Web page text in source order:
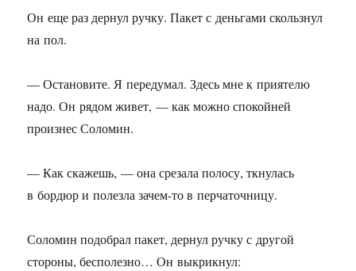
Он еще раз дернул ручку. Пакет с деньгами скользнул
на пол.
— Остановите. Я передумал. Здесь мне к приятелю
надо. Он рядом живет, — как можно спокойней
произнес Соломин.
— Как скажешь, — она срезала полосу, ткнулась
в бордюр и полезла зачем-то в перчаточницу.
Соломин подобрал пакет, дернул ручку с другой
стороны, бесполезно… Он выкрикнул: